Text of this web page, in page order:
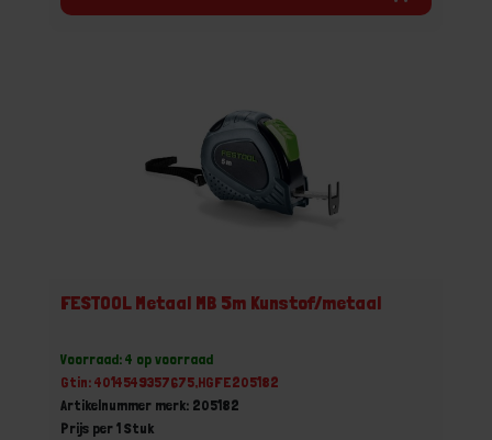
FESTOOL Metaal MB 5m Kunstof/metaal
Voorraad: 4 op voorraad
Gtin: 4014549357675,HGFE205182
Artikelnummer merk: 205182
Prijs per 1 Stuk